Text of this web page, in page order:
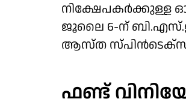
നിക്ഷേപകർക്കുള്ള
ജൂലൈ 6-ന്
ആസ്ത സ്പിൻടെക്സ്
ഫണ്ട്